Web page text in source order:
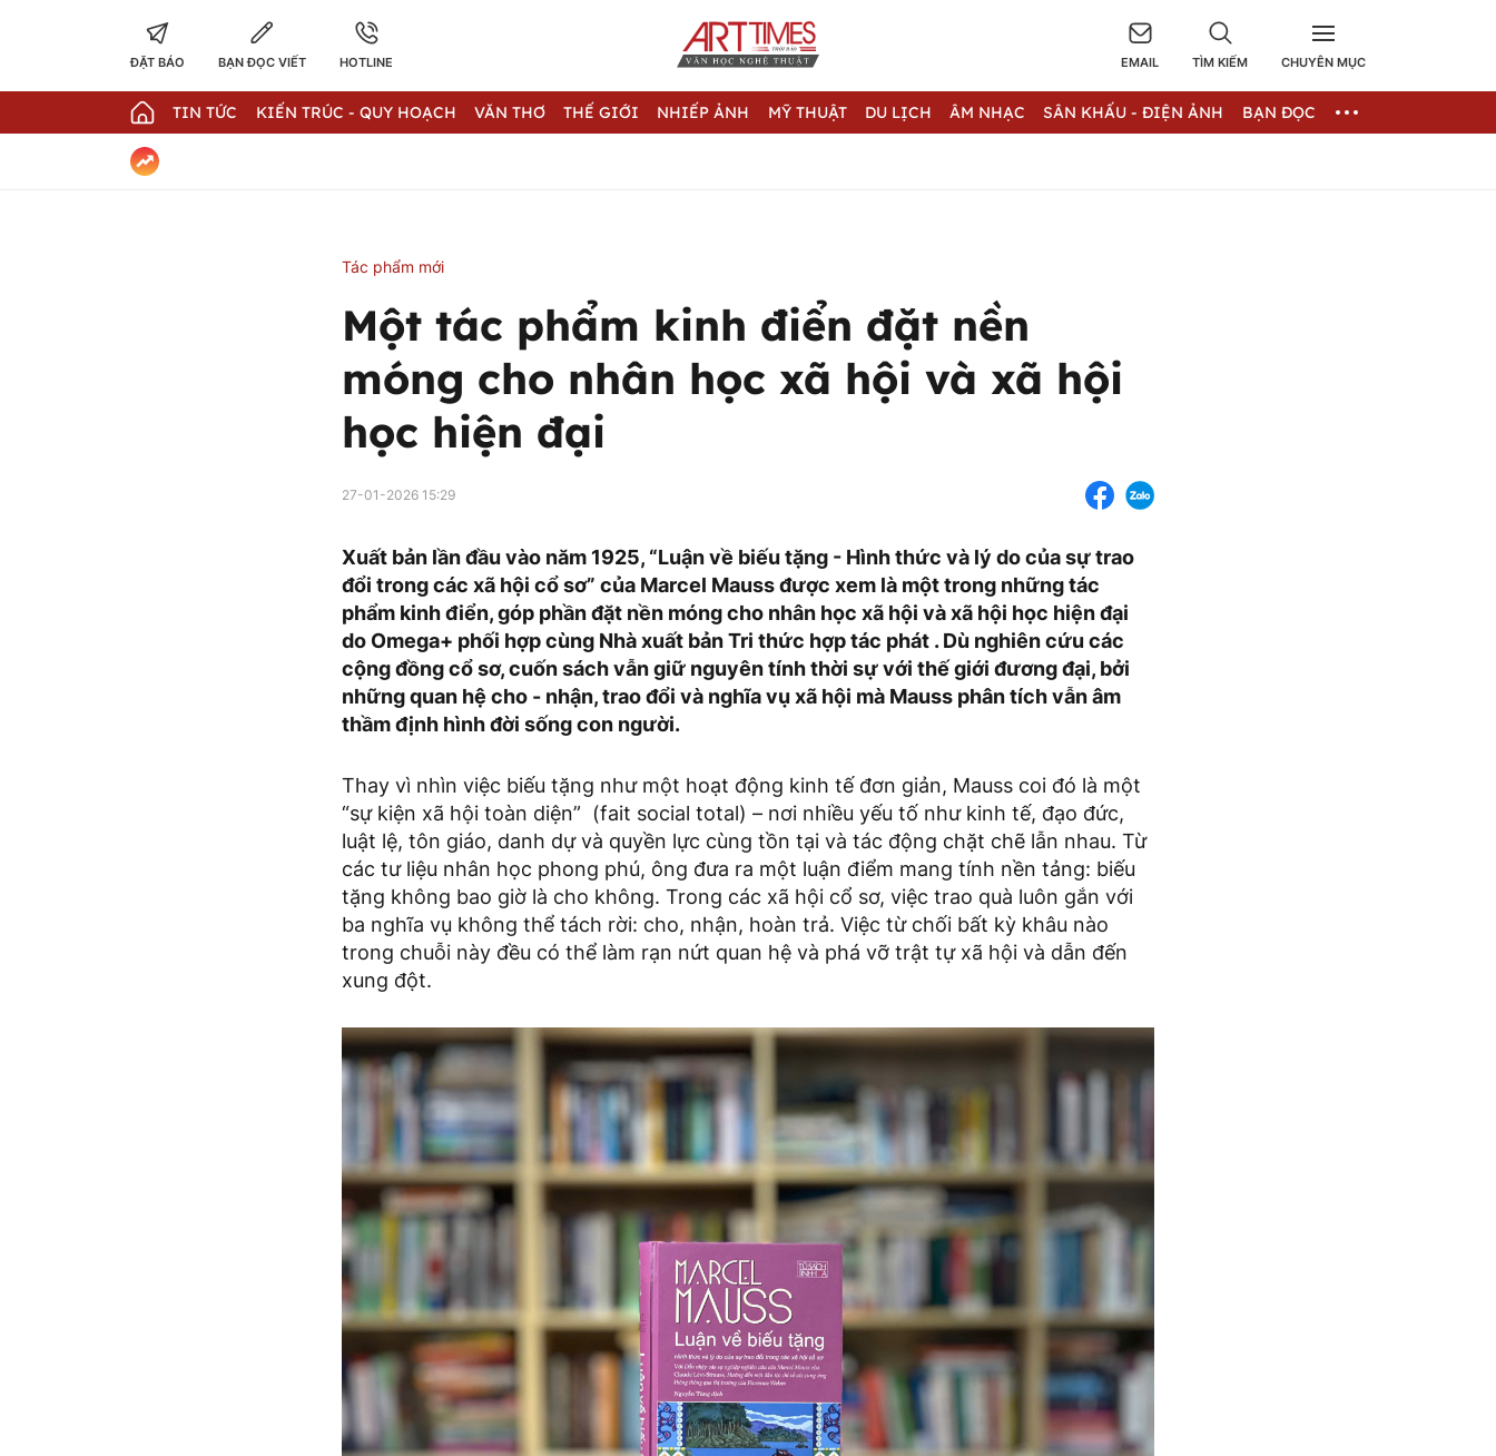
ĐẶT BÁO BẠN ĐỌC VIẾT HOTLINE EMAIL TÌM KIẾM CHUYÊN MỤC
TIN TỨC KIẾN TRÚC - QUY HOẠCH VĂN THƠ THẾ GIỚI NHIẾP ẢNH MỸ THUẬT DU LỊCH ÂM NHẠC SÂN KHẤU - ĐIỆN ẢNH BẠN ĐỌC
Tác phẩm mới
Một tác phẩm kinh điển đặt nền
móng cho nhân học xã hội và xã hội
học hiện đại
27-01-2026 15:29
Xuất bản lần đầu vào năm 1925, “Luận về biếu tặng - Hình thức và lý do của sự trao
đổi trong các xã hội cổ sơ” của Marcel Mauss được xem là một trong những tác
phẩm kinh điển, góp phần đặt nền móng cho nhân học xã hội và xã hội học hiện đại
do Omega+ phối hợp cùng Nhà xuất bản Tri thức hợp tác phát . Dù nghiên cứu các
cộng đồng cổ sơ, cuốn sách vẫn giữ nguyên tính thời sự với thế giới đương đại, bởi
những quan hệ cho - nhận, trao đổi và nghĩa vụ xã hội mà Mauss phân tích vẫn âm
thầm định hình đời sống con người.
Thay vì nhìn việc biếu tặng như một hoạt động kinh tế đơn giản, Mauss coi đó là một
“sự kiện xã hội toàn diện” (fait social total) – nơi nhiều yếu tố như kinh tế, đạo đức,
luật lệ, tôn giáo, danh dự và quyền lực cùng tồn tại và tác động chặt chẽ lẫn nhau. Từ
các tư liệu nhân học phong phú, ông đưa ra một luận điểm mang tính nền tảng: biếu
tặng không bao giờ là cho không. Trong các xã hội cổ sơ, việc trao quà luôn gắn với
ba nghĩa vụ không thể tách rời: cho, nhận, hoàn trả. Việc từ chối bất kỳ khâu nào
trong chuỗi này đều có thể làm rạn nứt quan hệ và phá vỡ trật tự xã hội và dẫn đến
xung đột.